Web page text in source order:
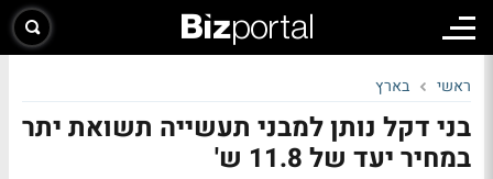
ראשי בארץ
בני דקל נותן למבני תעשייה תשואת יתר
במחיר יעד של 11.8 ש'